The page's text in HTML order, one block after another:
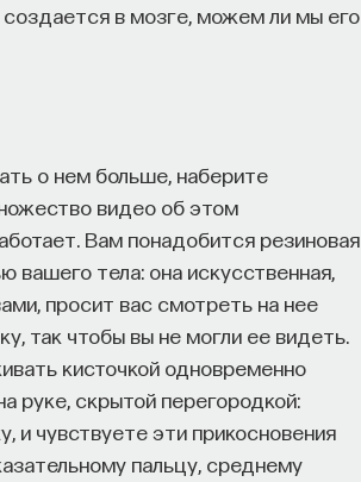
в мозге, можем ли мы его
о нем больше, наберите
видео об этом
Вам понадобится резиновая
вашего тела: она искусственная,
просит вас смотреть на нее
так чтобы вы не могли ее видеть.
кисточкой одновременно
руке, скрытой перегородкой:
и чувствуете эти прикосновения
пальцу, среднему